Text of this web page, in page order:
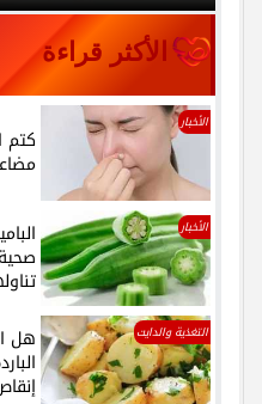
الأكثر قراءة
الأخبار
الأخبار
التغذية والدايت هل